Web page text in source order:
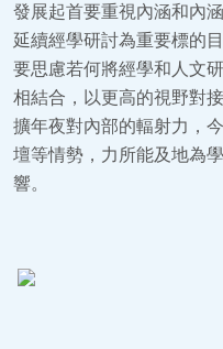
發展起首要重視內涵和內
延續經學研討為重要標的
要思慮若何將經學和人文
相結合，以更高的視野對
擴年夜對內部的輻射力，
壇等情勢，力所能及地為
響。